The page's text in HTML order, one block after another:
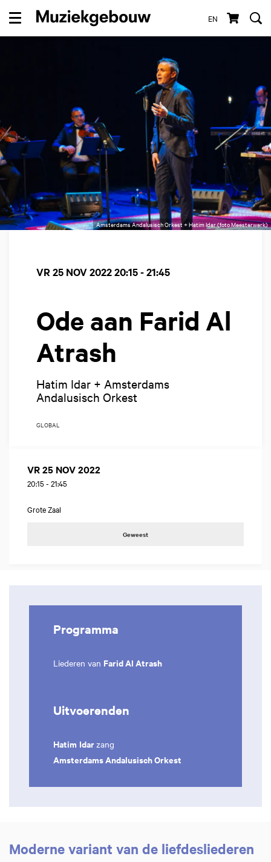
EN
Menu
Amsterdams Andalusisch Orkest + Hatim Idar (foto Meesterwerk)
Ode aan Farid Al
Atrash
Hatim Idar + Amsterdams
Andalusisch Orkest
VR 25 NOV 202220:15 - 21:45
GLOBAL
VR 25 NOV 2022
20:15 - 21:45
Grote Zaal
Geweest
Programma
Liederen van Farid Al Atrash
Uitvoerenden
Hatim Idarzang
Amsterdams Andalusisch Orkest
Moderne variant van de liefdesliederen